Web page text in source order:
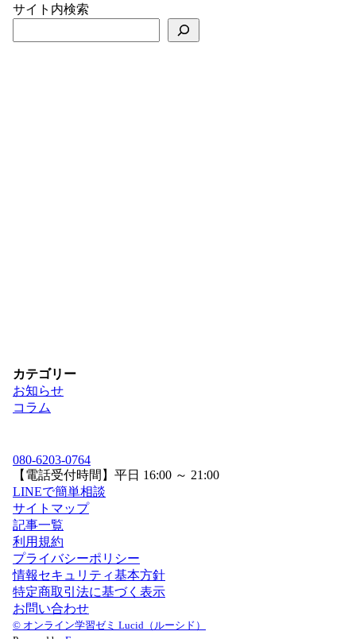
サイト内検索
カテゴリー
お知らせ
コラム
080-6203-0764
【電話受付時間】平日 16:00 ～ 21:00
LINEで簡単相談
サイトマップ
記事一覧
利用規約
プライバシーポリシー
情報セキュリティ基本方針
特定商取引法に基づく表示
お問い合わせ
© オンライン学習ゼミ Lucid（ルーシド）